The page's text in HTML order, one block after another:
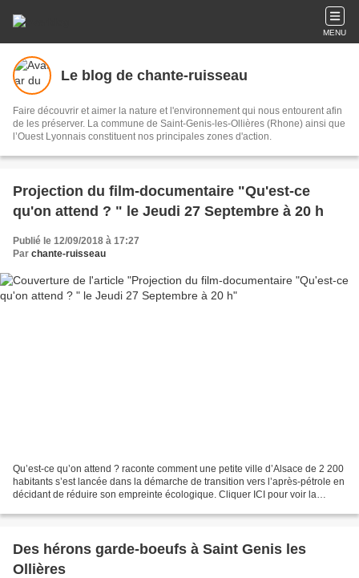
MENU
Le blog de chante-ruisseau
Faire découvrir et aimer la nature et l'environnement qui nous entourent afin
de les préserver. La commune de Saint-Genis-les-Ollières (Rhone) ainsi que
l’Ouest Lyonnais constituent nos principales zones d'action.
Projection du film-documentaire "Qu'est-ce
qu'on attend ? " le Jeudi 27 Septembre à 20 h
Publié le 12/09/2018 à 17:27
Par chante-ruisseau
Qu’est-ce qu’on attend ? raconte comment une petite ville d’Alsace de 2 200
habitants s’est lancée dans la démarche de transition vers l’après-pétrole en
décidant de réduire son empreinte écologique. Cliquer ICI pour voir la
Des hérons garde-boeufs à Saint Genis les
Ollières